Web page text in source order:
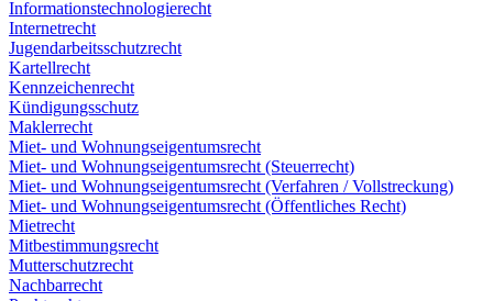
Informationstechnologierecht
Internetrecht
Jugendarbeitsschutzrecht
Kartellrecht
Kennzeichenrecht
Kündigungsschutz
Maklerrecht
Miet- und Wohnungseigentumsrecht
Miet- und Wohnungseigentumsrecht (Steuerrecht)
Miet- und Wohnungseigentumsrecht (Verfahren / Vollstreckung)
Miet- und Wohnungseigentumsrecht (Öffentliches Recht)
Mietrecht
Mitbestimmungsrecht
Mutterschutzrecht
Nachbarrecht